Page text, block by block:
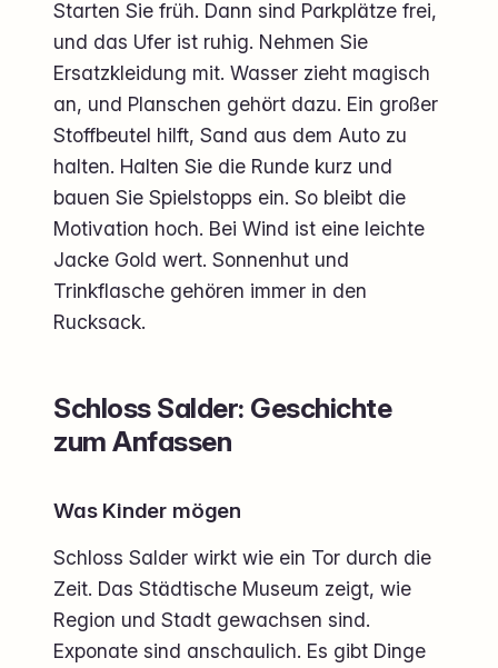
Starten Sie früh. Dann sind Parkplätze frei,
und das Ufer ist ruhig. Nehmen Sie
Ersatzkleidung mit. Wasser zieht magisch
an, und Planschen gehört dazu. Ein großer
Stoffbeutel hilft, Sand aus dem Auto zu
halten. Halten Sie die Runde kurz und
bauen Sie Spielstopps ein. So bleibt die
Motivation hoch. Bei Wind ist eine leichte
Jacke Gold wert. Sonnenhut und
Trinkflasche gehören immer in den
Rucksack.
Schloss Salder: Geschichte
zum Anfassen
Was Kinder mögen
Schloss Salder wirkt wie ein Tor durch die
Zeit. Das Städtische Museum zeigt, wie
Region und Stadt gewachsen sind.
Exponate sind anschaulich. Es gibt Dinge